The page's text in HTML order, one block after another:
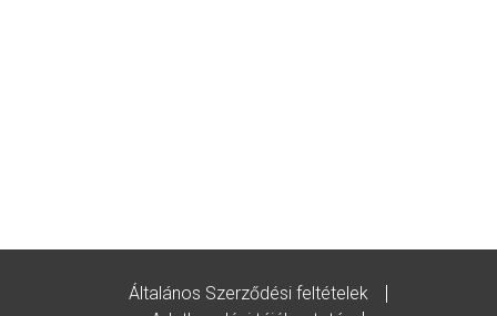
Általános Szerződési feltételek